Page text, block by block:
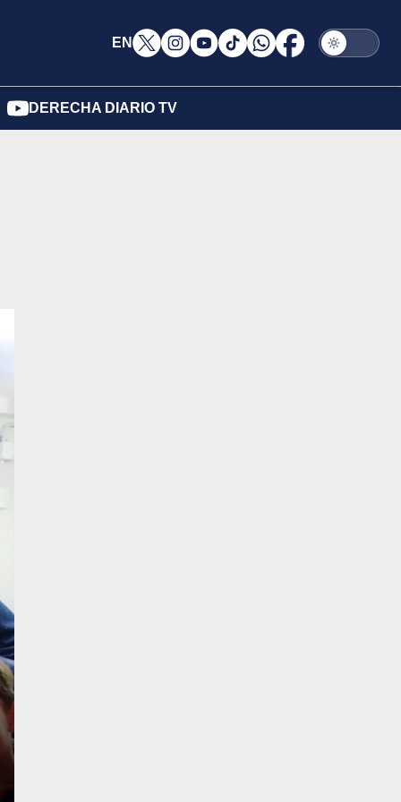
EN
DERECHA DIARIO TV